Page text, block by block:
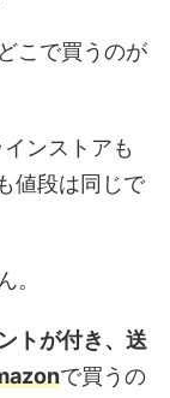
こで買うのが
ンストアも
値段は同じで
。
トが付き、送
で買うの